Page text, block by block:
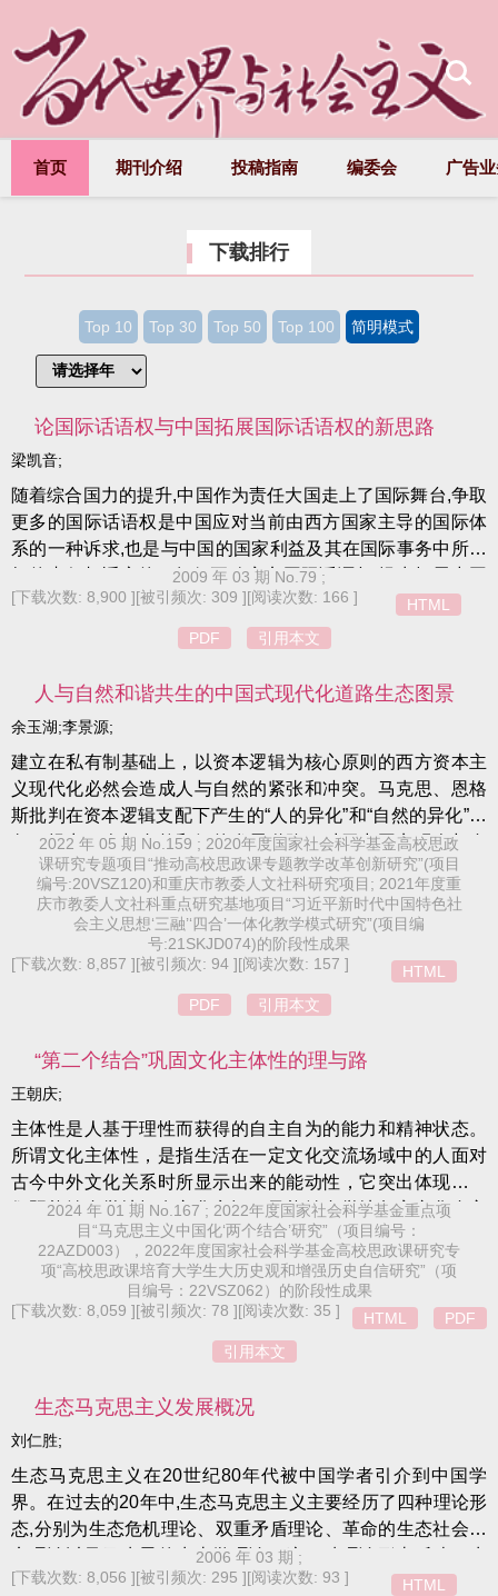
首页 期刊介绍 投稿指南 编委会 广告
下载排行
Top 10 Top 30 Top 50 Top 100 简明模式
论国际话语权与中国拓展国际话语权的新思路
梁凯音;
随着综合国力的提升,中国作为责任大国走上了国际舞台,争取
更多的国际话语权是中国应对当前由西方国家主导的国际体
系的一种诉求,也是与中国的国家利益及其在国际事务中所承
担的责任相适应的。如何正确定义国际话语权,提出拓展中国
国际话语权的新思路,调整和发展中国的国际话语,使得中国的
国际话语和其国际地位相一致,是中国目前迫切需要解决的重
要问题,也是中国的国家利益之所在。
2009 年 03 期 No.79 ;
[下载次数: 8,900 ][被引频次: 309 ][阅读次数: 166 ]
HTML
PDF
引用本文
人与自然和谐共生的中国式现代化道路生态图景
余玉湖;李景源;
建立在私有制基础上，以资本逻辑为核心原则的西方资本主
义现代化必然会造成人与自然的紧张和冲突。马克思、恩格
斯批判在资本逻辑支配下产生的“人的异化”和“自然的异化”现
象，提出了人与自然和解的发展道路，对于中国实现人与自
然和谐共生的现代化建设具有重要指导价值。中国式现代化
道路是实现人与自然和解之路，是实现人与自然和谐共生的
发展之路，是有别于西方资本主义现代化之路。中国式现代
化生态发展之路打破了西方资本主义现代化的一元化模式，
为其他国家坚持可持续发展、为广大发展中国家探索适合本
国发展的现代化道路贡献了中国智慧和中国方案。
2022 年 05 期 No.159 ; 2020年度国家社会科学基金高校思政
课研究专题项目“推动高校思政课专题教学改革创新研究”(项目
编号:20VSZ120)和重庆市教委人文社科研究项目; 2021年度重
庆市教委人文社科重点研究基地项目“习近平新时代中国特色社
会主义思想‘三融’‘四合’一体化教学模式研究”(项目编
号:21SKJD074)的阶段性成果
[下载次数: 8,857 ][被引频次: 94 ][阅读次数: 157 ]
HTML
PDF
引用本文
“第二个结合”巩固文化主体性的理与路
王朝庆;
主体性是人基于理性而获得的自主自为的能力和精神状态。
所谓文化主体性，是指生活在一定文化交流场域中的人面对
古今中外文化关系时所显示出来的能动性，它突出体现为人
们既能够自觉地拥有文化意识，又能够自觉地坚定文化自主
和增进文化认同，同时又能自觉地掌握科学的文化发展方法
并能实现文化创新。“第二个结合”超越了中国近代以来其他文
化流派给出的各种文化发展方案，有力地巩固了文化主体
性，主要表现在五个方面，即唤醒了人民群众的文化意识，
促进了人民群众独立自主地对待外来文化，强化了人民群众
对本民族文化的理性认同，开创了文化创新发展的科学方法
以及造就了新的文化生命体。
2024 年 01 期 No.167 ; 2022年度国家社会科学基金重点项
目“马克思主义中国化‘两个结合’研究”（项目编号：
22AZD003），2022年度国家社会科学基金高校思政课研究专
项“高校思政课培育大学生大历史观和增强历史自信研究”（项
目编号：22VSZ062）的阶段性成果
[下载次数: 8,059 ][被引频次: 78 ][阅读次数: 35 ] HTML
PDF
引用本文
生态马克思主义发展概况
刘仁胜;
生态马克思主义在20世纪80年代被中国学者引介到中国学
界。在过去的20年中,生态马克思主义主要经历了四种理论形
态,分别为生态危机理论、双重矛盾理论、革命的生态社会主
义理论以及马克思的生态学理论。这四种理论形态反映了生
态马克思主义从不承认马克思具有生态学思想发展到发掘马
2006 年 03 期 ;
[下载次数: 8,056 ][被引频次: 295 ][阅读次数: 93 ]
HTML